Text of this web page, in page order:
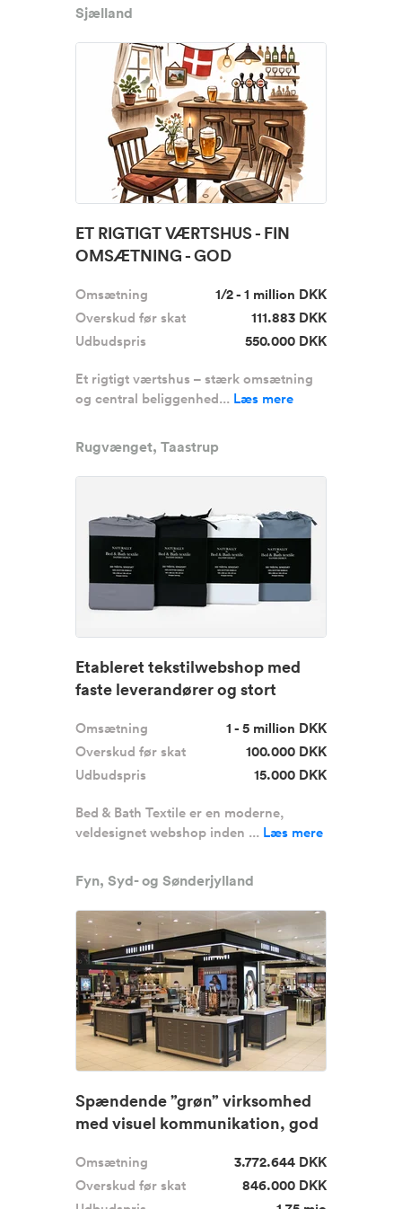
Sjælland
ET RIGTIGT VÆRTSHUS - FIN
OMSÆTNING - GOD
Omsætning
1/2 - 1 million DKK
Overskud før skat
111.883 DKK
Udbudspris
550.000 DKK
Et rigtigt værtshus – stærk omsætning
og central beliggenhed... Læs mere
Rugvænget, Taastrup
Etableret tekstilwebshop med
faste leverandører og stort
Omsætning
1 - 5 million DKK
Overskud før skat
100.000 DKK
Udbudspris
15.000 DKK
Bed & Bath Textile er en moderne,
veldesignet webshop inden ... Læs mere
Fyn, Syd- og Sønderjylland
Spændende ”grøn” virksomhed
med visuel kommunikation, god
Omsætning
3.772.644 DKK
Overskud før skat
846.000 DKK